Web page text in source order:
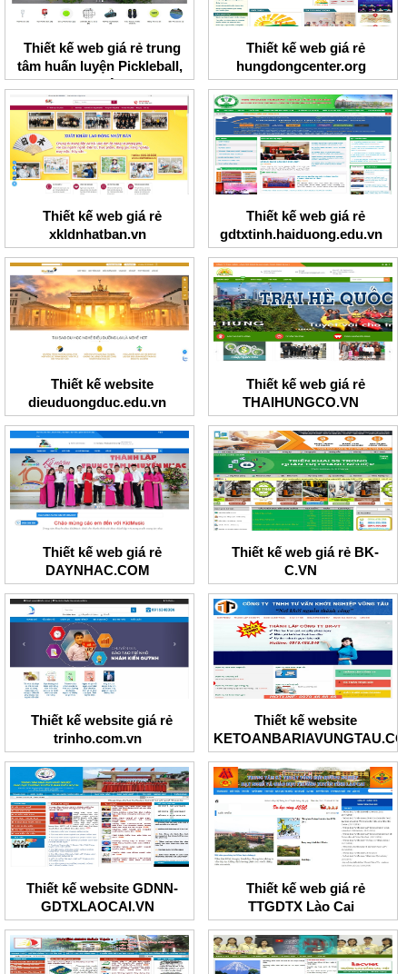
Thiết kế web giá rẻ trung
tâm huấn luyện Pickleball,
Tennis I Việt Nam
Thiết kế web giá rẻ
hungdongcenter.org
Thiết kế web giá rẻ
xkldnhatban.vn
Thiết kế web giá rẻ
gdtxtinh.haiduong.edu.vn
Thiết kế website
dieuduongduc.edu.vn
Thiết kế web giá rẻ
THAIHUNGCO.VN
Thiết kế web giá rẻ
DAYNHAC.COM
Thiết kế web giá rẻ BK-
C.VN
Thiết kế website giá rẻ
trinho.com.vn
Thiết kế website
Thiết kế website GDNN-
GDTXLAOCAI.VN
Thiết kế web giá rẻ
TTGDTX Lào Cai